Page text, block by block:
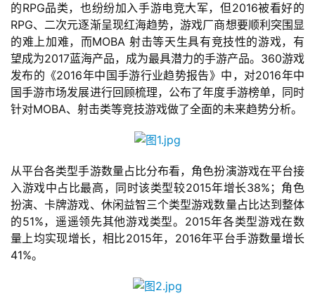
页
游
茶
原
创
的RPG品类，也纷纷加入手游电竞大军，但2016被看好的
RPG、二次元逐渐呈现红海趋势，游戏厂商想要顺利突围显
的难上加难，而MOBA 射击等天生具有竞技性的游戏，有
望成为2017蓝海产品，成为最具潜力的手游产品。360游戏
发布的《2016年中国手游行业趋势报告》中，对2016年中
国手游市场发展进行回顾梳理，公布了年度手游榜单，同时
针对MOBA、射击类等竞技游戏做了全面的未来趋势分析。
从平台各类型手游数量占比分布看，角色扮演游戏在平台接
入游戏中占比最高，同时该类型较2015年增长38%；角色
扮演、卡牌游戏、休闲益智三个类型游戏数量占比达到整体
的51%，遥遥领先其他游戏类型。2015年各类型游戏在数
量上均实现增长，相比2015年，2016年平台手游数量增长
41%。